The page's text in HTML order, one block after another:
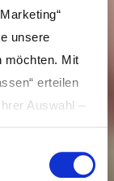
unsere
möchten. Mit
erteilen
Auswahl –
auf unsere